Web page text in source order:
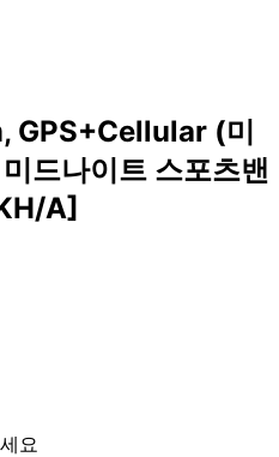
GPS+Cellular (미
드나이트 스포츠밴
A]
요